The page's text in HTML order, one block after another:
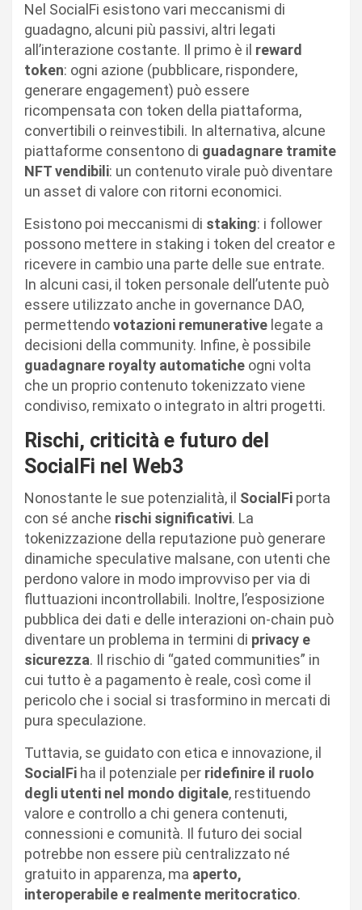
Nel SocialFi esistono vari meccanismi di
guadagno, alcuni più passivi, altri legati
all’interazione costante. Il primo è il reward
token: ogni azione (pubblicare, rispondere,
generare engagement) può essere
ricompensata con token della piattaforma,
convertibili o reinvestibili. In alternativa, alcune
piattaforme consentono di guadagnare tramite
NFT vendibili: un contenuto virale può diventare
un asset di valore con ritorni economici.
Esistono poi meccanismi di staking: i follower
possono mettere in staking i token del creator e
ricevere in cambio una parte delle sue entrate.
In alcuni casi, il token personale dell’utente può
essere utilizzato anche in governance DAO,
permettendovotazioni remunerative legate a
decisioni della community. Infine, è possibile
guadagnare royalty automatiche ogni volta
che un proprio contenuto tokenizzato viene
condiviso, remixato o integrato in altri progetti.
Rischi, criticità e futuro del
SocialFi nel Web3
Nonostante le sue potenzialità, il SocialFi porta
con sé anche rischi significativi. La
tokenizzazione della reputazione può generare
dinamiche speculative malsane, con utenti che
perdono valore in modo improvviso per via di
fluttuazioni incontrollabili. Inoltre, l’esposizione
pubblica dei dati e delle interazioni on-chain può
diventare un problema in termini di privacy e
sicurezza. Il rischio di “gated communities” in
cui tutto è a pagamento è reale, così come il
pericolo che i social si trasformino in mercati di
pura speculazione.
Tuttavia, se guidato con etica e innovazione, il
SocialFi ha il potenziale per ridefinire il ruolo
degli utenti nel mondo digitale, restituendo
valore e controllo a chi genera contenuti,
connessioni e comunità. Il futuro dei social
potrebbe non essere più centralizzato né
gratuito in apparenza, ma aperto,
interoperabile e realmente meritocratico.